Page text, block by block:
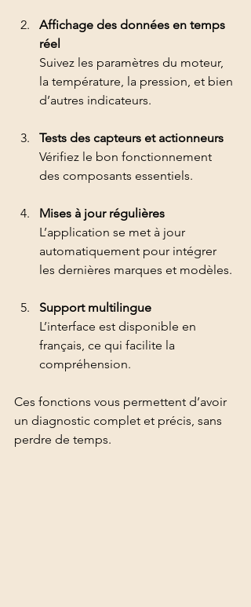
Affichage des données en temps
réel
Suivez les paramètres du moteur,
la température, la pression, et bien
d’autres indicateurs.
Tests des capteurs et actionneurs
Vérifiez le bon fonctionnement
des composants essentiels.
Mises à jour régulières
L’application se met à jour
automatiquement pour intégrer
les dernières marques et modèles.
Support multilingue
L’interface est disponible en
français, ce qui facilite la
compréhension.
Ces fonctions vous permettent d’avoir
un diagnostic complet et précis, sans
perdre de temps.